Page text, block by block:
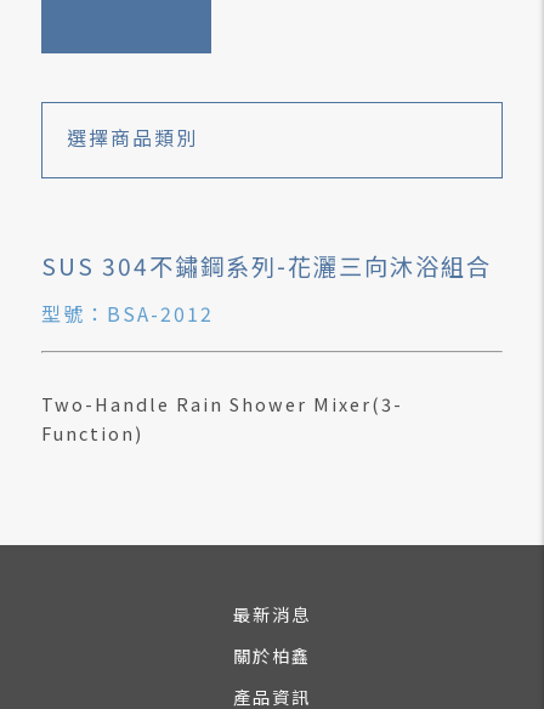
選擇商品類別
SUS 304不鏽鋼系列-花灑三向沐浴組合
型號：BSA-2012
Two-Handle Rain Shower Mixer(3-
Function)
最新消息
關於柏鑫
產品資訊